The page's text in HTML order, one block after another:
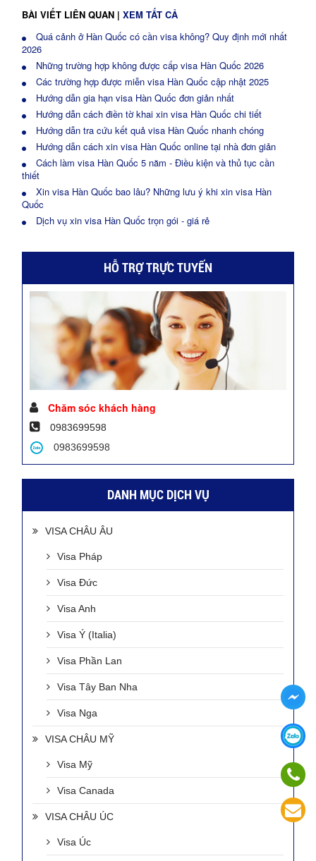
BÀI VIẾT LIÊN QUAN | XEM TẤT CẢ
Quá cảnh ở Hàn Quốc có cần visa không? Quy định mới nhất
2026
Những trường hợp không được cấp visa Hàn Quốc 2026
Các trường hợp được miễn visa Hàn Quốc cập nhật 2025
Hướng dẫn gia hạn visa Hàn Quốc đơn giản nhất
Hướng dẫn cách điền tờ khai xin visa Hàn Quốc chi tiết
Hướng dẫn tra cứu kết quả visa Hàn Quốc nhanh chóng
Hướng dẫn cách xin visa Hàn Quốc online tại nhà đơn giản
Cách làm visa Hàn Quốc 5 năm - Điều kiện và thủ tục cần
thiết
Xin visa Hàn Quốc bao lâu? Những lưu ý khi xin visa Hàn
Quốc
Dịch vụ xin visa Hàn Quốc trọn gói - giá rẻ
HỖ TRỢ TRỰC TUYẾN
Chăm sóc khách hàng
0983699598
0983699598
DANH MỤC DỊCH VỤ
VISA CHÂU ÂU
Visa Pháp
Visa Đức
Visa Anh
Visa Ý (Italia)
Visa Phần Lan
Visa Tây Ban Nha
Visa Nga
VISA CHÂU MỸ
Visa Mỹ
Visa Canada
VISA CHÂU ÚC
Visa Úc